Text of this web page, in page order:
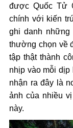
được Quốc Tử
chính với kiến
ghi danh
thường chọn về
tập thật thành
nhịp vào mỗi dịp
nhận ra đây là
ảnh của nhiều
này.